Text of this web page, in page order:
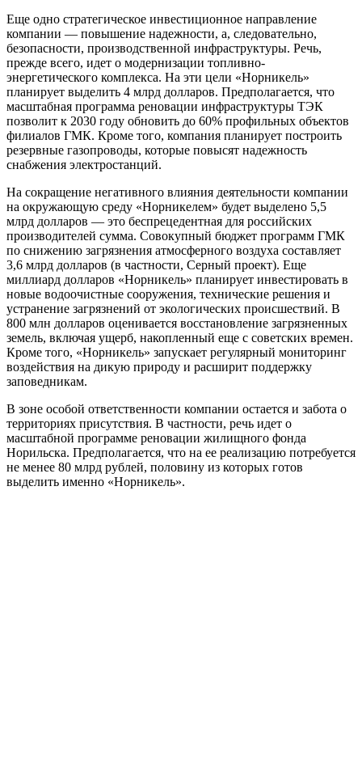
Еще одно стратегическое инвестиционное направление
компании — повышение надежности, а, следовательно,
безопасности, производственной инфраструктуры. Речь,
прежде всего, идет о модернизации топливно-
энергетического комплекса. На эти цели «Норникель»
планирует выделить 4 млрд долларов. Предполагается, что
масштабная программа реновации инфраструктуры ТЭК
позволит к 2030 году обновить до 60% профильных объектов
филиалов ГМК. Кроме того, компания планирует построить
резервные газопроводы, которые повысят надежность
снабжения электростанций.
На сокращение негативного влияния деятельности компании
на окружающую среду «Норникелем» будет выделено 5,5
млрд долларов — это беспрецедентная для российских
производителей сумма. Совокупный бюджет программ ГМК
по снижению загрязнения атмосферного воздуха составляет
3,6 млрд долларов (в частности, Серный проект). Еще
миллиард долларов «Норникель» планирует инвестировать в
новые водоочистные сооружения, технические решения и
устранение загрязнений от экологических происшествий. В
800 млн долларов оценивается восстановление загрязненных
земель, включая ущерб, накопленный еще с советских времен.
Кроме того, «Норникель» запускает регулярный мониторинг
воздействия на дикую природу и расширит поддержку
заповедникам.
В зоне особой ответственности компании остается и забота о
территориях присутствия. В частности, речь идет о
масштабной программе реновации жилищного фонда
Норильска. Предполагается, что на ее реализацию потребуется
не менее 80 млрд рублей, половину из которых готов
выделить именно «Норникель».